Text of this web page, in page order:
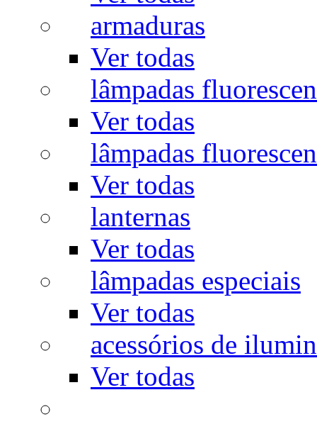
armaduras
Ver todas
lâmpadas
Ver todas
lâmpadas
Ver todas
lanternas
Ver todas
lâmpadas especiais
Ver todas
acessórios de
Ver todas